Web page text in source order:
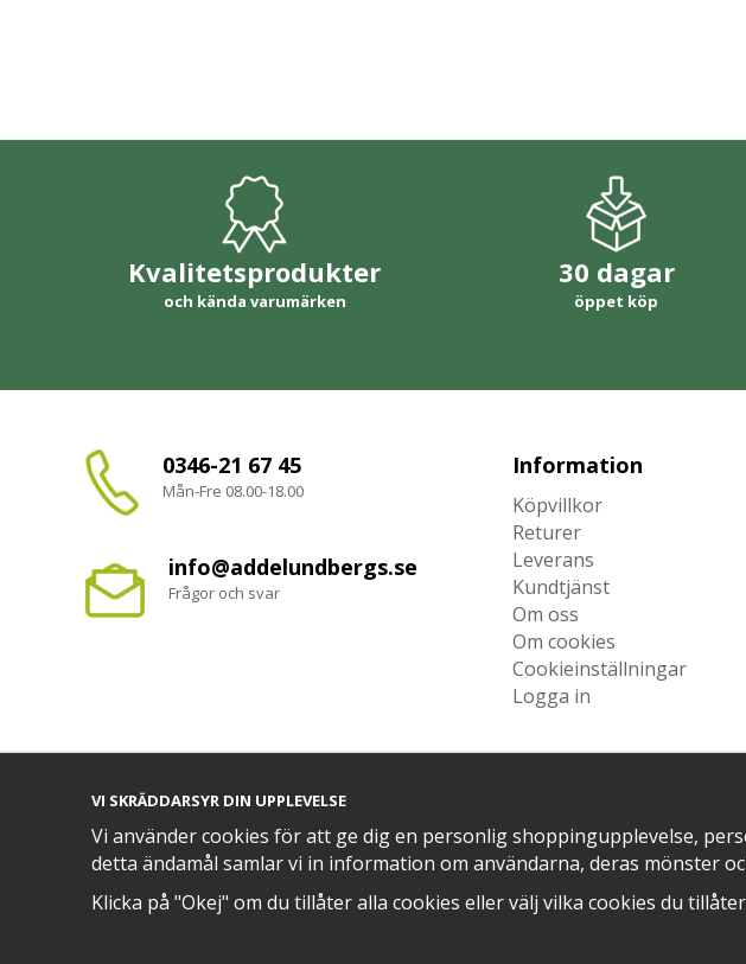
Kvalitetsprodukter
och kända varumärken
30 dagar
öppet köp
0346-21 67 45
Mån-Fre 08.00-18.00
info@addelundbergs.se
Frågor och svar
Information
Köpvillkor
Returer
Leverans
Kundtjänst
Om oss
Om cookies
Cookieinställningar
Logga in
VI SKRÄDDARSYR DIN UPPLEVELSE
Vi använder cookies för att ge dig en personlig shoppingupplevelse,
detta ändamål samlar vi in information om användarna, deras mönster
Klicka på "Okej" om du tillåter alla cookies eller välj vilka cookies du